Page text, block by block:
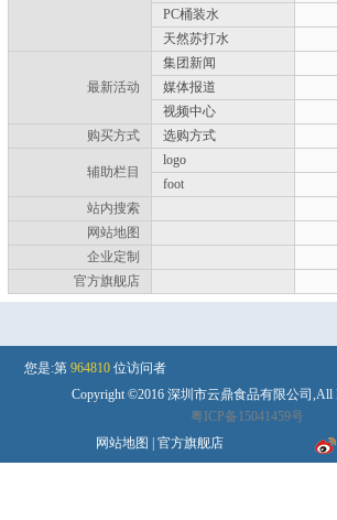
PC桶装水
天然苏打水
最新活动
集团新闻
媒体报道
视频中心
购买方式
选购方式
辅助栏目
logo
foot
站内搜索
网站地图
企业定制
官方旗舰店
您是:第964810 位访问者
Copyright ©2016 深圳市云鼎食品有限公司,All
粤ICP备15041459号
网站地图
官方旗舰店